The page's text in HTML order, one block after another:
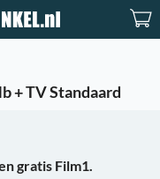
+ TV Standaard
gratis Film1.